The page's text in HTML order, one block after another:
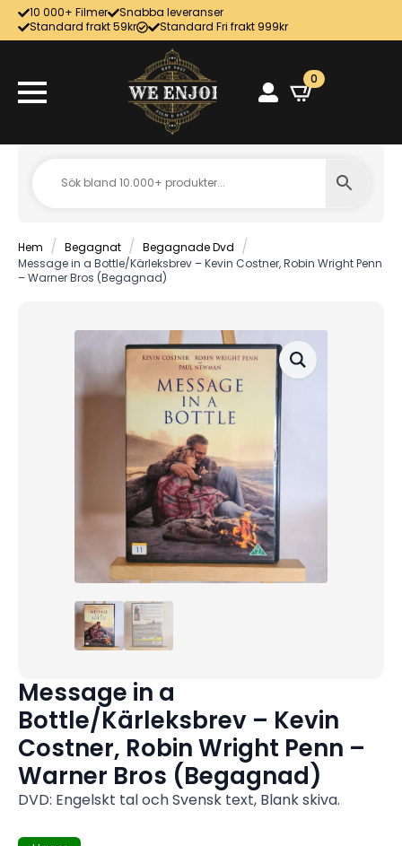
10 000+ Filmer
Snabba leveranser
Standard frakt 59kr
Standard Fri frakt 999kr
0
Hem Begagnat
Begagnade Dvd
Message in a Bottle/Kärleksbrev – Kevin Costner, Robin Wright Penn
– Warner Bros (Begagnad)
Message in a
Bottle/Kärleksbrev – Kevin
Costner, Robin Wright Penn –
Warner Bros (Begagnad)
DVD: Engelskt tal och Svensk text, Blank skiva.